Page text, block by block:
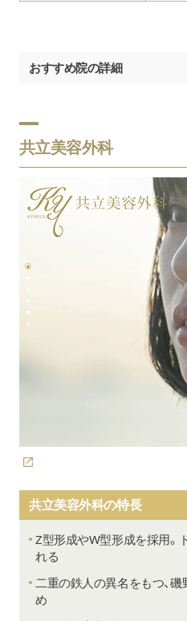
おすすめ院の詳細
おすすめの目頭切開の医師
スクロール
共立美容外科
共立美容外科の特長
Z型形成やW型形成を採用。
れる
二重の鉄人の異名をもつ、
め